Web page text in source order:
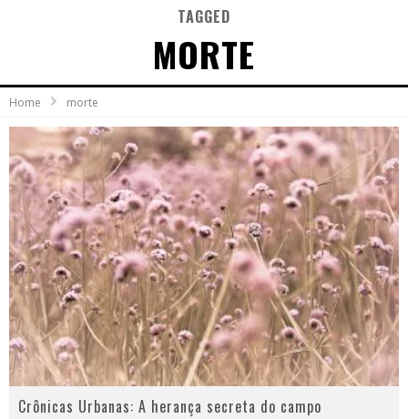
A subida da rampa é diferente!
Faça o bem! Mas, sem olhar a quem!?
Novo single de Arnaldo Tifu, “De Testa” explora brasilidade em sons, cores e símbolos
TAGGED
MORTE
Home morte
Crônicas Urbanas: A herança secreta do campo